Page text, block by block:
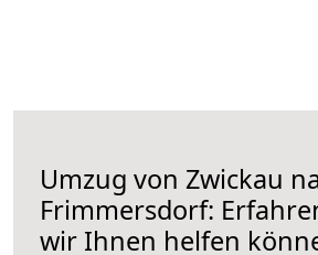
Umzug von Zwickau
Frimmersdorf:
wir Ihnen helfen